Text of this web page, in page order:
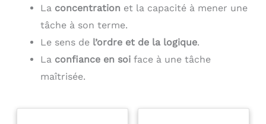
La concentration et la capacité à mener une
tâche à son terme.
Le sens de l’ordre et de la logique.
La confiance en soi face à une tâche
maîtrisée.